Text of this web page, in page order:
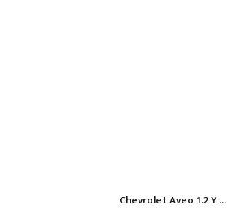
Chevrolet Aveo 1.2 Y ...